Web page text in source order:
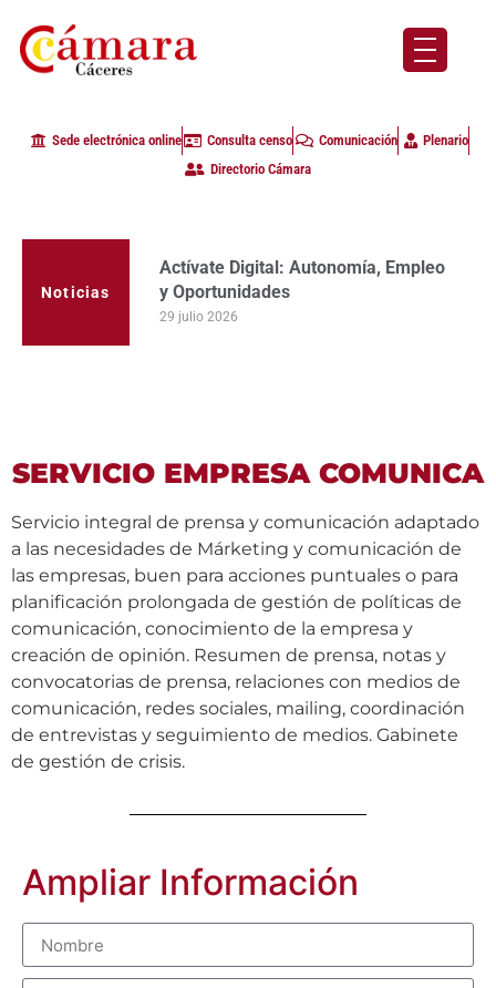
Sede electrónica online Consulta censo Comunicación
Plenario
Directorio Cámara
Noticias
Actívate Digital: Autonomía, Empleo
y Oportunidades
29 julio 2026
SERVICIO EMPRESA COMUNICA
Servicio integral de prensa y comunicación adaptado
a las necesidades de Márketing y comunicación de
las empresas, buen para acciones puntuales o para
planificación prolongada de gestión de políticas de
comunicación, conocimiento de la empresa y
creación de opinión. Resumen de prensa, notas y
convocatorias de prensa, relaciones con medios de
comunicación, redes sociales, mailing, coordinación
de entrevistas y seguimiento de medios. Gabinete
de gestión de crisis.
Ampliar Información